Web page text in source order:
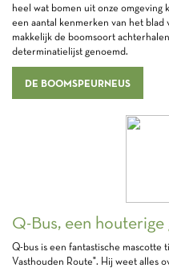
heel wat bomen uit onze omgeving
een aantal kenmerken van het
makkelijk de boomsoort
determinatielijst genoemd.
DE BOOMSPEURNEUS
Q-Bus, een houterige
Q-bus is een fantastische mascotte
Vasthouden Route". Hij weet alles